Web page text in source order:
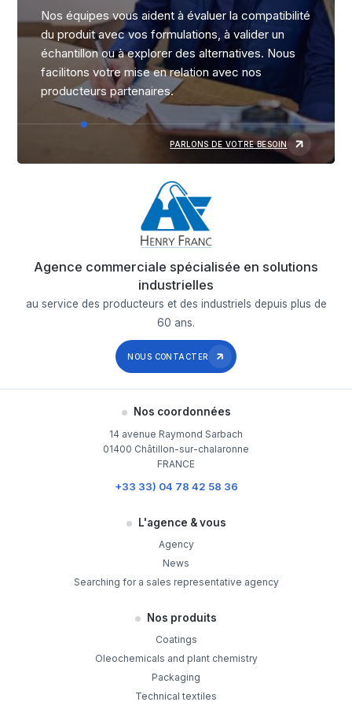
Nos équipes vous aident à évaluer la compatibilité
du produit avec vos formulations, à valider un
échantillon ou à explorer des alternatives. Nous
facilitons votre mise en relation avec nos
producteurs partenaires.
PARLONS DE VOTRE BESOIN
Agence commerciale spécialisée en solutions
industrielles
au service des producteurs et des industriels depuis plus de
60 ans.
NOUS CONTACTER
Nos coordonnées
14 avenue Raymond Sarbach
01400 Châtillon-sur-chalaronne
FRANCE
+33 33) 04 78 42 58 36
L'agence & vous
Agency
News
Searching for a sales representative agency
Nos produits
Coatings
Oleochemicals and plant chemistry
Packaging
Technical textiles